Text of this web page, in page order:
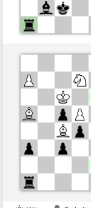
Wit
Speelduur: 3
Partij telt mee voor de